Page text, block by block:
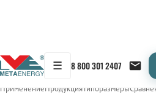
☰ 8 800 301 2407
← Продукция/ШИНОПРОВОД
ПрименениеПродукцияТипоразмеры